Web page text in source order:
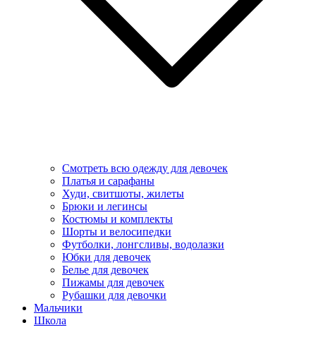
Смотреть всю одежду для девочек
Платья и сарафаны
Худи, свитшоты, жилеты
Брюки и легинсы
Костюмы и комплекты
Шорты и велосипедки
Футболки, лонгсливы, водолазки
Юбки для девочек
Белье для девочек
Пижамы для девочек
Рубашки для девочки
Мальчики
Школа